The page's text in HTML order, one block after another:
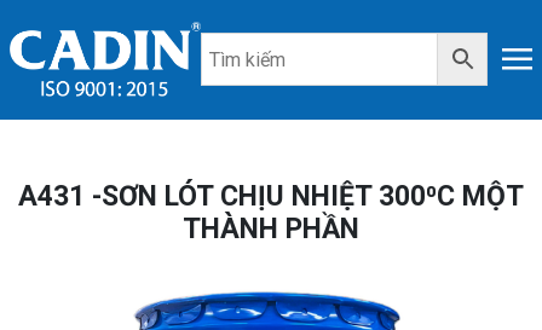
A431 -SƠN LÓT CHỊU NHIỆT 300⁰C MỘT
THÀNH PHẦN